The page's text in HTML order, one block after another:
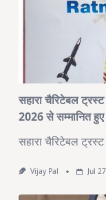
सहारा चैरिटेबल ट्रस्ट
2026 से सम्मानित
सहारा चैरिटेबल ट्रस्ट
Vijay Pal Jul